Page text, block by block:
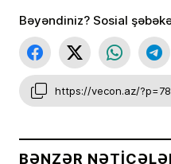
Bəyəndiniz? Sosial
https://vecon.az/?p=78
BƏNZƏR